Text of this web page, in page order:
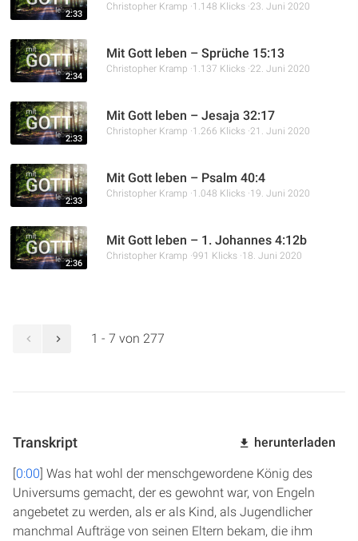
2:33
Christopher Kramp 1.148 Klicks 23. Juni 2020
2:34
Mit Gott leben – Sprüche 15:13
Christopher Kramp 1.137 Klicks 22. Juni 2020
2:33
Mit Gott leben – Jesaja 32:17
Christopher Kramp 1.266 Klicks 21. Juni 2020
2:33
Mit Gott leben – Psalm 40:4
Christopher Kramp 1.048 Klicks 19. Juni 2020
2:36
Mit Gott leben – 1. Johannes 4:12b
Christopher Kramp 991 Klicks 18. Juni 2020
1 - 7 von 277
Transkript herunterladen
[0:00] Was hat wohl der menschgewordene König des
Universums gemacht, der es gewohnt war, von Engeln
angebetet zu werden, als er als Kind, als Jugendlicher
manchmal Aufträge von seinen Eltern bekam, die ihm